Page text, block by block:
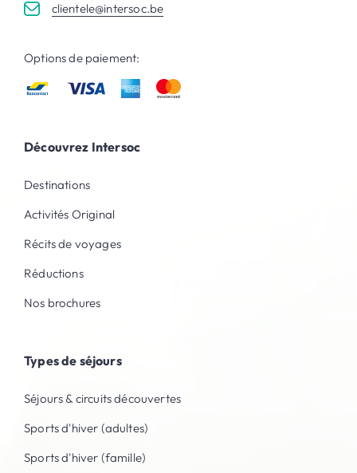
clientele@intersoc.be
Options de paiement:
Découvrez Intersoc
Destinations
Activités Original
Récits de voyages
Réductions
Nos brochures
Types de séjours
Séjours & circuits découvertes
Sports d'hiver (adultes)
Sports d'hiver (famille)